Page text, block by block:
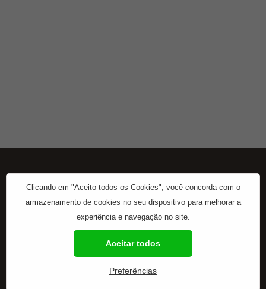
Início Contato Sobre
2020 © Copyrights BCMED
Clicando em "Aceito todos os Cookies", você concorda com o
armazenamento de cookies no seu dispositivo para melhorar a
experiência e navegação no site.
Preferências
Aceitar todos